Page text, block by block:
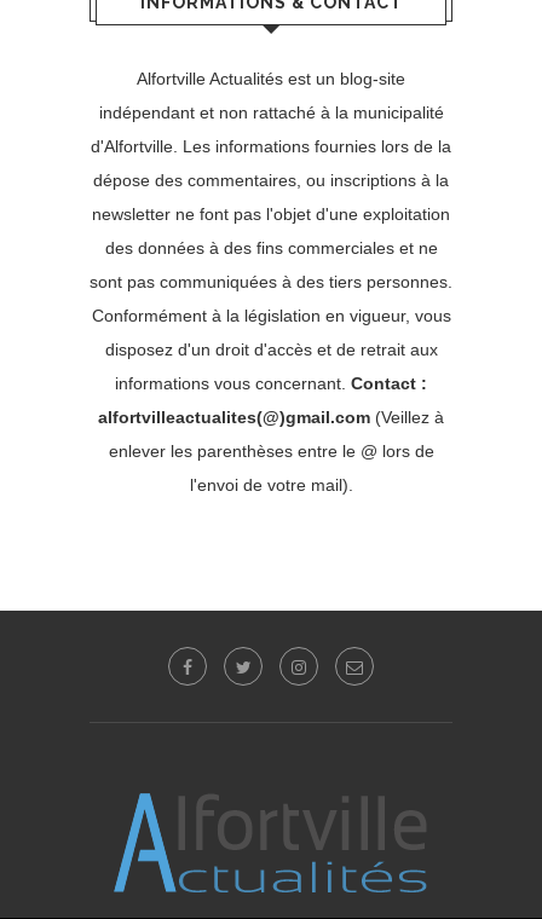
Alfortville Actualités est un blog-site
indépendant et non rattaché à la municipalité
d'Alfortville. Les informations fournies lors de la
dépose des commentaires, ou inscriptions à la
newsletter ne font pas l'objet d'une exploitation
des données à des fins commerciales et ne
sont pas communiquées à des tiers personnes.
Conformément à la législation en vigueur, vous
disposez d'un droit d'accès et de retrait aux
informations vous concernant. Contact :
alfortvilleactualites(@)gmail.com (Veillez à
enlever les parenthèses entre le @ lors de
l'envoi de votre mail).